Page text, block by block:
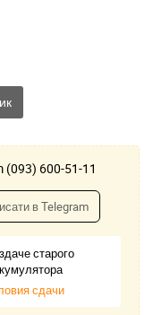
(093) 600-51-11
в Telegram
старого
сдачи